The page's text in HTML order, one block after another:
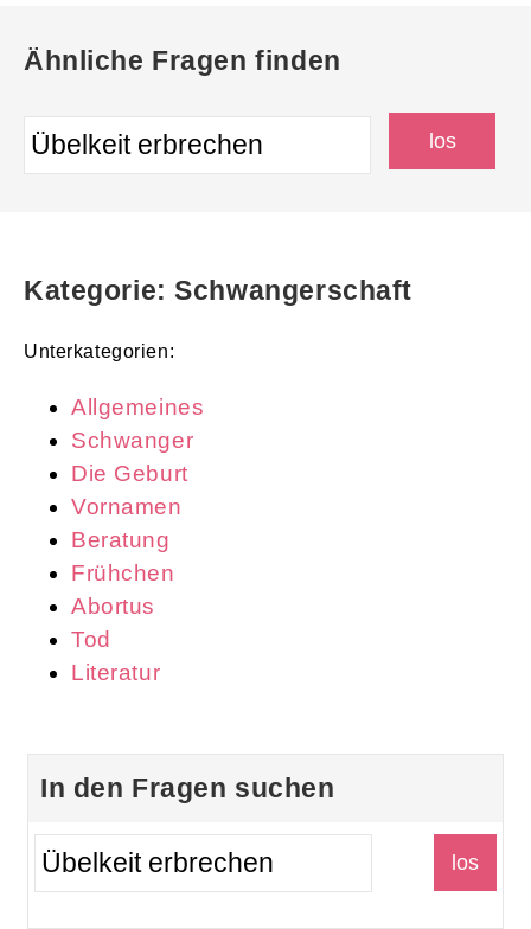
Ähnliche Fragen finden
Kategorie: Schwangerschaft
Unterkategorien:
Allgemeines
Schwanger
Die Geburt
Vornamen
Beratung
Frühchen
Abortus
Tod
Literatur
In den Fragen suchen